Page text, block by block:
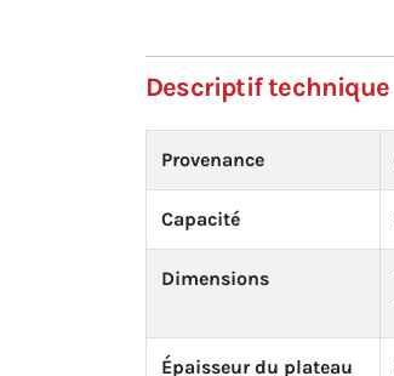
Descriptif technique
Provenance
Capacité
Dimensions
Épaisseur du plateau